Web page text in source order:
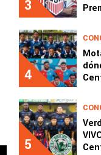
3
4
5